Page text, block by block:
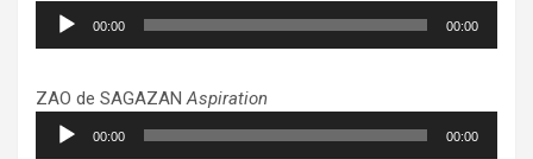
Lecteur
audio
00:00 00:00
ZAO de SAGAZANAspiration
Lecteur
audio
00:00 00:00